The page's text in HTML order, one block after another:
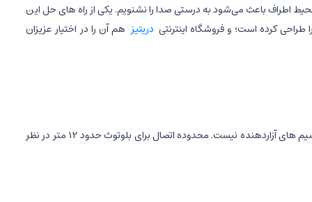
اطراف باعث می‌شود به درستی صدا را نشنویم. یکی از راه های حل این
را طراحی کرده است؛ و فروشگاه اینترنتی دریتیز هم آن را در اختیار عزیزان
گرین با استفاده از تکنولوژی بلوتوث نسخه 5.0 امکان اتصال راحت و پایدار به گوشی هوشمند را برای شما ایجاد می‌کند و برای اتصال نیاز به سیم های آزاردهنده نیست. محدوده اتصال برای بلوتوث حدود 12 متر در نظر